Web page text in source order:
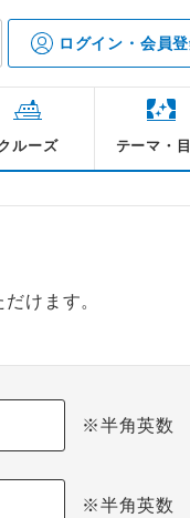
ログイン・会員
ルーズ テーマ・
けます。
※半角英数
※半角英数